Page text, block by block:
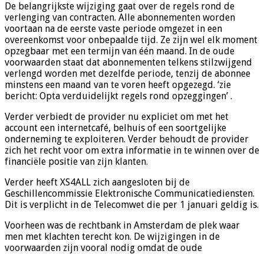
De belangrijkste wijziging gaat over de regels rond de
verlenging van contracten. Alle abonnementen worden
voortaan na de eerste vaste periode omgezet in een
overeenkomst voor onbepaalde tijd. Ze zijn wel elk moment
opzegbaar met een termijn van één maand. In de oude
voorwaarden staat dat abonnementen telkens stilzwijgend
verlengd worden met dezelfde periode, tenzij de abonnee
minstens een maand van te voren heeft opgezegd. ‘zie
bericht: Opta verduidelijkt regels rond opzeggingen’ .
Verder verbiedt de provider nu expliciet om met het
account een internetcafé, belhuis of een soortgelijke
onderneming te exploiteren. Verder behoudt de provider
zich het recht voor om extra informatie in te winnen over de
financiële positie van zijn klanten.
Verder heeft XS4ALL zich aangesloten bij de
Geschillencommissie Elektronische Communicatiediensten.
Dit is verplicht in de Telecomwet die per 1 januari geldig is.
Voorheen was de rechtbank in Amsterdam de plek waar
men met klachten terecht kon. De wijzigingen in de
voorwaarden zijn vooral nodig omdat de oude